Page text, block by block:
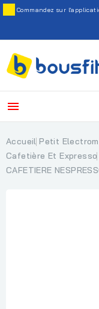
Commandez sur

Accueil Petit
Cafetière Et Expresso
CAFETIERE